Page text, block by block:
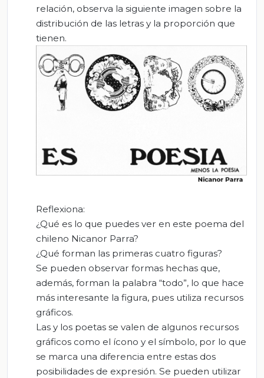
relación, observa la siguiente imagen sobre la
distribución de las letras y la proporción que
tienen.
Reflexiona:
¿Qué es lo que puedes ver en este poema del
chileno Nicanor Parra?
¿Qué forman las primeras cuatro figuras?
Se pueden observar formas hechas que,
además, forman la palabra “todo”, lo que hace
más interesante la figura, pues utiliza recursos
gráficos.
Las y los poetas se valen de algunos recursos
gráficos como el ícono y el símbolo, por lo que
se marca una diferencia entre estas dos
posibilidades de expresión. Se pueden utilizar